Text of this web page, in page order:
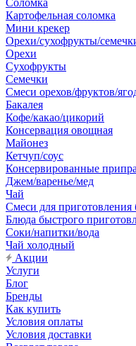
Соломка
Картофельная соломка
Мини крекер
Орехи/сухофрукты/
Орехи
Сухофрукты
Семечки
Смеси орехов/фруктов/
Бакалея
Кофе/какао/цикорий
Консервация овощная
Майонез
Кетчуп/соус
Консервированные
Джем/варенье/мед
Чай
Смеси для приготовления
Блюда быстрого
Соки/напитки/вода
Чай холодный
Акции
Услуги
Блог
Бренды
Как купить
Условия оплаты
Условия доставки